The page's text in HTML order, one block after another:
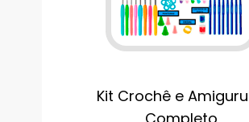
Kit Crochê e